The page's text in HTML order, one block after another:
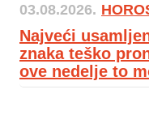
03.08.2026.
Najveći
znaka teško
ove nedelje to